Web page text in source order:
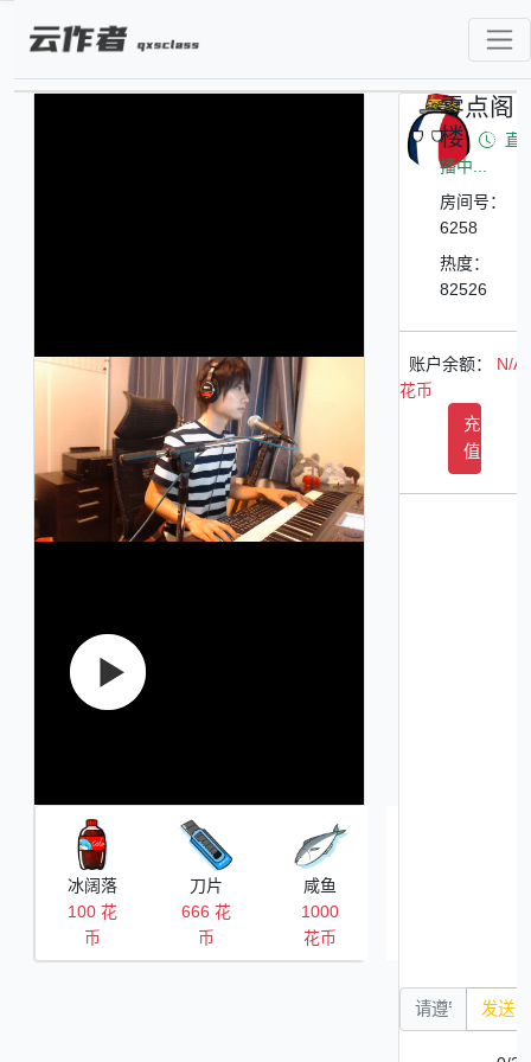
冰阔落
100 花
币
刀片
666 花
币
咸鱼
1000
花币
零点阁
楼
直
播中...
房间号：
6258
热度：
82526
账户余额： N/A
花币
充
值
发送